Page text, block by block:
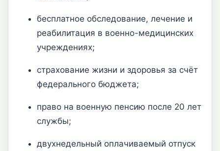
бесплатное обследование, лечение и
реабилитация в военно-медицинских
учреждениях;
страхование жизни и здоровья за счёт
федерального бюджета;
право на военную пенсию после 20 лет
службы;
двухнедельный оплачиваемый отпуск